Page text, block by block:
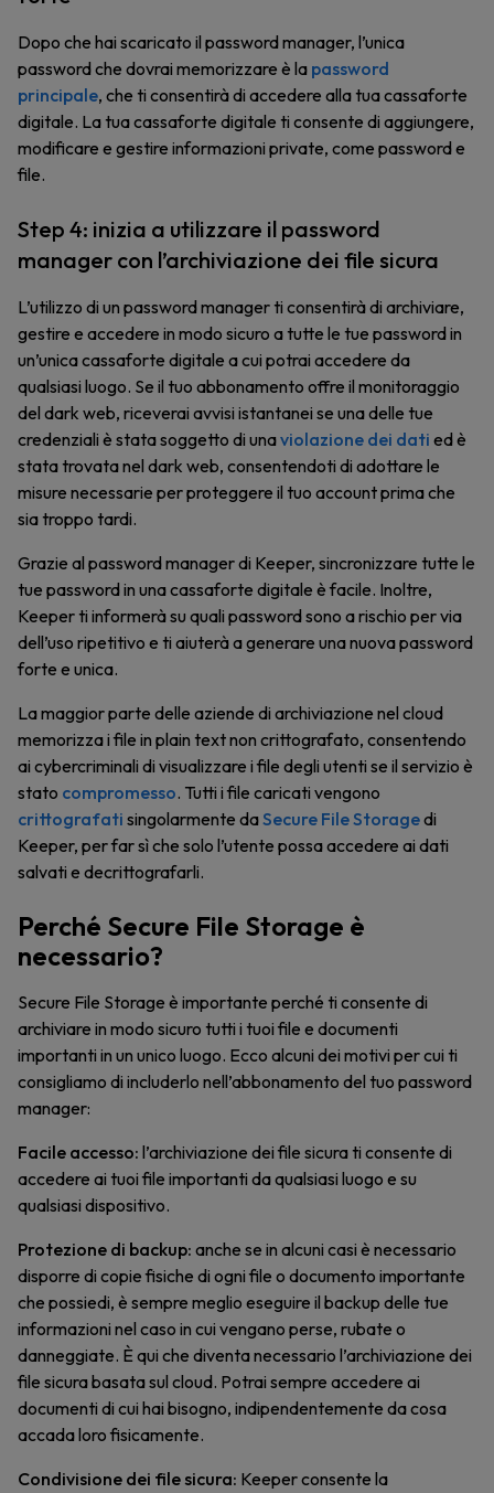
Dopo che hai scaricato il password manager, l’unica
password che dovrai memorizzare è la password
principale, che ti consentirà di accedere alla tua cassaforte
digitale. La tua cassaforte digitale ti consente di aggiungere,
modificare e gestire informazioni private, come password e
file.
Step 4: inizia a utilizzare il password
manager con l’archiviazione dei file sicura
L’utilizzo di un password manager ti consentirà di archiviare,
gestire e accedere in modo sicuro a tutte le tue password in
un’unica cassaforte digitale a cui potrai accedere da
qualsiasi luogo. Se il tuo abbonamento offre il monitoraggio
del dark web, riceverai avvisi istantanei se una delle tue
credenziali è stata soggetto di unaviolazione dei dati ed è
stata trovata nel dark web, consentendoti di adottare le
misure necessarie per proteggere il tuo account prima che
sia troppo tardi.
Grazie al password manager di Keeper, sincronizzare tutte le
tue password in una cassaforte digitale è facile. Inoltre,
Keeper ti informerà su quali password sono a rischio per via
dell’uso ripetitivo e ti aiuterà a generare una nuova password
forte e unica.
La maggior parte delle aziende di archiviazione nel cloud
memorizza i file in plain text non crittografato, consentendo
ai cybercriminali di visualizzare i file degli utenti se il servizio è
stato compromesso. Tutti i file caricati vengono
crittografati singolarmente daSecure File Storagedi
Keeper, per far sì che solo l’utente possa accedere ai dati
salvati e decrittografarli.
Perché Secure File Storage è
necessario?
Secure File Storage è importante perché ti consente di
archiviare in modo sicuro tutti i tuoi file e documenti
importanti in un unico luogo. Ecco alcuni dei motivi per cui ti
consigliamo di includerlo nell’abbonamento del tuo password
manager:
Facile accesso: l’archiviazione dei file sicura ti consente di
accedere ai tuoi file importanti da qualsiasi luogo e su
qualsiasi dispositivo.
Protezione di backup: anche se in alcuni casi è necessario
disporre di copie fisiche di ogni file o documento importante
che possiedi, è sempre meglio eseguire il backup delle tue
informazioni nel caso in cui vengano perse, rubate o
danneggiate. È qui che diventa necessario l’archiviazione dei
file sicura basata sul cloud. Potrai sempre accedere ai
documenti di cui hai bisogno, indipendentemente da cosa
accada loro fisicamente.
Condivisione dei file sicura: Keeper consente la